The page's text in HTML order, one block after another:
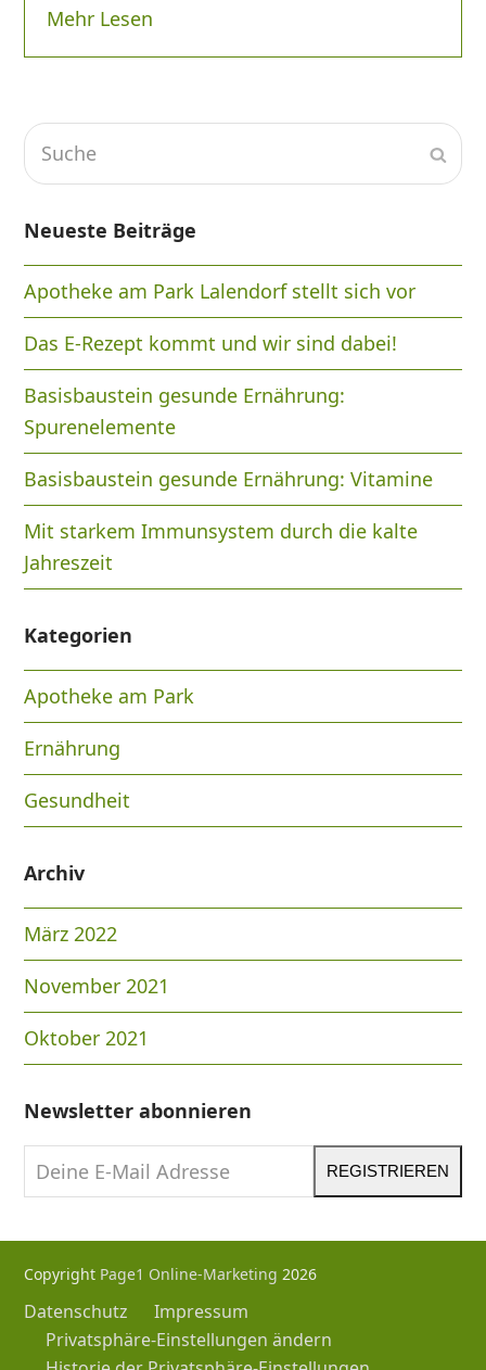
Mehr Lesen
Suche
Neueste Beiträge
Apotheke am Park Lalendorf stellt sich vor
Das E-Rezept kommt und wir sind dabei!
Basisbaustein gesunde Ernährung:
Spurenelemente
Basisbaustein gesunde Ernährung: Vitamine
Mit starkem Immunsystem durch die kalte
Jahreszeit
Kategorien
Apotheke am Park
Ernährung
Gesundheit
Archiv
März 2022
November 2021
Oktober 2021
Newsletter abonnieren
Deine
E-
REGISTRIEREN
Copyright Page1 Online-Marketing 2026
Datenschutz
Impressum
Privatsphäre-Einstellungen ändern